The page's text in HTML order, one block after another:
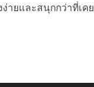
ายและสนุกกว่าที่เคย